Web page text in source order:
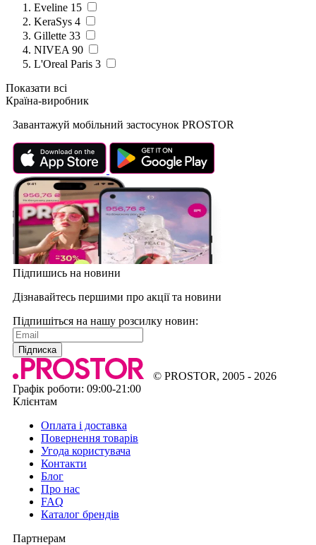
Eveline 15
KeraSys 4
Gillette 33
NIVEA 90
L'Oreal Paris 3
Показати всі
Країна-виробник
Завантажуй мобільний застосунок PROSTOR
Підпишись на новини
Дізнавайтесь першими про акції та новини
Підпишіться на нашу розсилку новин:
Підписка
© PROSTOR, 2005 - 2026
Графік роботи: 09:00-21:00
Клієнтам
Оплата і доставка
Повернення товарів
Угода користувача
Контакти
Блог
Про нас
FAQ
Каталог брендів
Партнерам